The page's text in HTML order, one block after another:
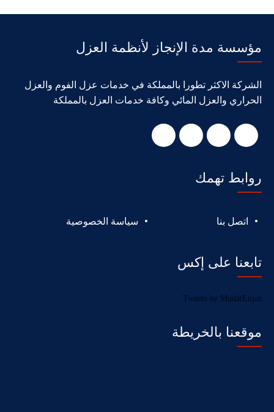
مؤسسة مدة الإنجاز لأنظمة العزل
الشركة الاكثر تطورا بالمملكة في خدمات عزل الفوم والعزل
الحراري والعزل المائي وكافة خدمات العزل بالمملكة
روابط تهمك
اتصل بنا سياسة الخصوصية
تابعنا على إكس
Tweets by MudatEnjaz
موقعنا بالخريطة